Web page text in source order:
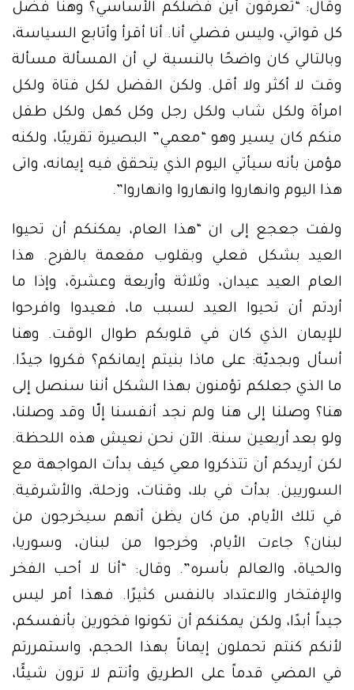
وقال: “تعرفون أين فضلكم الأساسي؟ وهنا فضل
كل قواتي، وليس فضلي أنا. أنا أقرأ وأتابع السياسة،
وبالتالي كان واضحًا بالنسبة لي أن المسألة مسألة
وقت لا أكثر ولا أقل. ولكن الفضل لكل فتاة ولكل
امرأة ولكل شاب ولكل رجل وكل كهل ولكل طفل
منكم كان يسير وهو “معمي” البصيرة تقريبًا، ولكنه
مؤمن بأنه سيأتي اليوم الذي يتحقق فيه إيمانه، واتى
هذا اليوم وانهاروا وانهاروا وانهاروا”.
ولفت جعجع إلى ان “هذا العام، يمكنكم أن تحيوا
العيد بشكل فعلي وبقلوب مفعمة بالفرح. هذا
العام العيد عيدان، وثلاثة وأربعة وعشرة، وإذا ما
أردتم أن تحيوا العيد لسبب ما، فعيدوا وافرحوا
للإيمان الذي كان في قلوبكم طوال الوقت. وهنا
أسأل وبجديّة: على ماذا بنيتم إيمانكم؟ فكروا جيدًا.
ما الذي جعلكم تؤمنون بهذا الشكل أننا سنصل إلى
هنا؟ وصلنا إلى هنا ولم نجد أنفسنا إلّا وقد وصلنا،
ولو بعد أربعين سنة. الآن نحن نعيش هذه اللحظة.
لكن أريدكم أن تتذكروا معي كيف بدأت المواجهة مع
السوريين. بدأت في بلا، وقنات، وزحلة، والأشرفية.
في تلك الأيام، من كان يظن أنهم سيخرجون من
لبنان؟ جاءت الأيام، وخرجوا من لبنان، وسوريا،
والحياة، والعالم بأسره”. وقال: “أنا لا أحب الفخر
والإفتخار والاعتداد بالنفس كثيرًا. فهذا أمر ليس
جيداً أبدًا، ولكن يمكنكم أن تكونوا فخورين بأنفسكم،
لأنكم كنتم تحملون إيماناً بهذا الحجم، واستمررتم
في المضي قدماً على الطريق وأنتم لا ترون شيئًا،